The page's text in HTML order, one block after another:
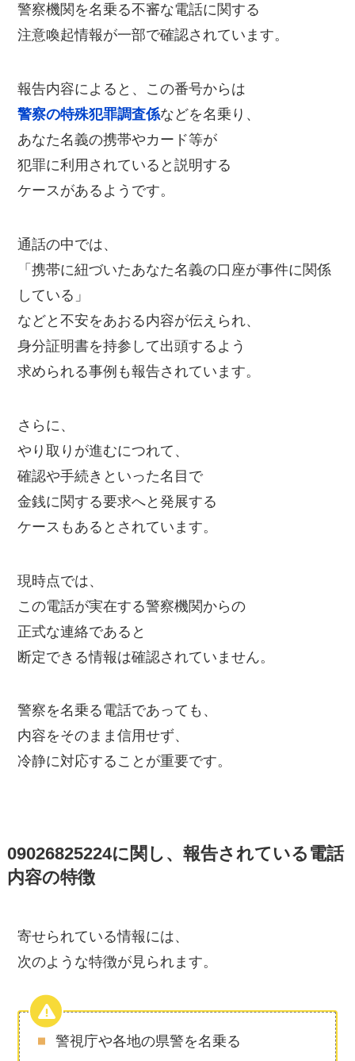
警察機関を名乗る不審な電話に関する
注意喚起情報が一部で確認されています。
報告内容によると、この番号からは
警察の特殊犯罪調査係などを名乗り、
あなた名義の携帯やカード等が
犯罪に利用されていると説明する
ケースがあるようです。
通話の中では、
「携帯に紐づいたあなた名義の口座が事件に関係
している」
などと不安をあおる内容が伝えられ、
身分証明書を持参して出頭するよう
求められる事例も報告されています。
さらに、
やり取りが進むにつれて、
確認や手続きといった名目で
金銭に関する要求へと発展する
ケースもあるとされています。
現時点では、
この電話が実在する警察機関からの
正式な連絡であると
断定できる情報は確認されていません。
警察を名乗る電話であっても、
内容をそのまま信用せず、
冷静に対応することが重要です。
09026825224に関し、報告されている電話
内容の特徴
寄せられている情報には、
次のような特徴が見られます。
警視庁や各地の県警を名乗る